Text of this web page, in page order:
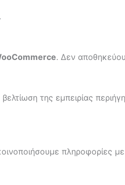
. Δεν
της εμπειρίας
πληροφορίες με